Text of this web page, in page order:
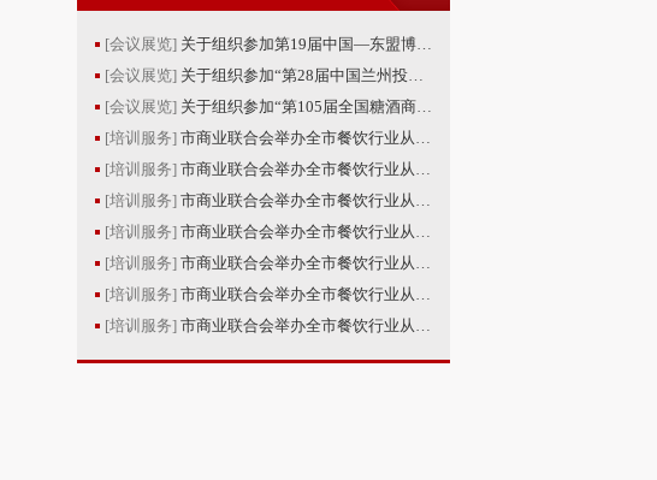
[会议展览] 关于组织参加第19届中国—东盟博览会的通知
[会议展览] 关于组织参加“第28届中国兰州投资贸易洽谈会”的通知
[会议展览] 关于组织参加“第105届全国糖酒商品交易会”的通知
[培训服务] 市商业联合会举办全市餐饮行业从业人员安全生产培训班（第21-22期）
[培训服务] 市商业联合会举办全市餐饮行业从业人员安全生产培训班（第19-20期）
[培训服务] 市商业联合会举办全市餐饮行业从业人员安全生产培训班（第17-18期）
[培训服务] 市商业联合会举办全市餐饮行业从业人员安全生产培训班（第15-16期）
[培训服务] 市商业联合会举办全市餐饮行业从业人员安全生产培训班（第13-14期）
[培训服务] 市商业联合会举办全市餐饮行业从业人员安全生产培训班（第11-12期）
[培训服务] 市商业联合会举办全市餐饮行业从业人员安全生产培训班（第9-10期）